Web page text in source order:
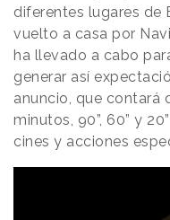
diferentes lugares de
vuelto a casa por
ha llevado a cabo
generar así
anuncio, que contará
minutos, 90”, 60” y
cines y acciones